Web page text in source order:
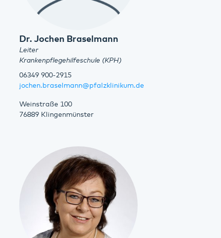
Dr. Jochen Braselmann
Leiter
Krankenpflegehilfeschule (KPH)
06349 900-2915
jochen.braselmann@pfalzklinikum.de
Weinstraße 100
76889 Klingenmünster